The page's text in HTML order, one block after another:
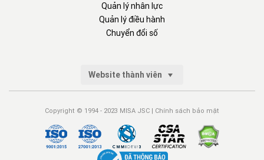
Quản lý nhân lực
Quản lý điều hành
Chuyển đổi số
Website thành viên
Copyright © 1994 - 2023 MISA JSC | Chính sách bảo mật